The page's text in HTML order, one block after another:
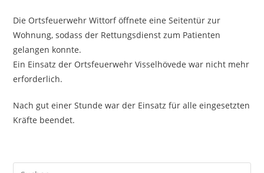
Die Ortsfeuerwehr Wittorf öffnete eine Seitentür zur
Wohnung, sodass der Rettungsdienst zum Patienten
gelangen konnte.
Ein Einsatz der Ortsfeuerwehr Visselhövede war nicht mehr
erforderlich.
Nach gut einer Stunde war der Einsatz für alle eingesetzten
Kräfte beendet.